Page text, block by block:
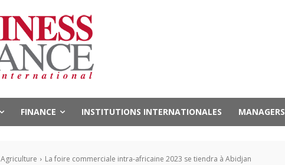
FINANCE INSTITUTIONS INTERNATIONALES MANAGERS
Agriculture La foire commerciale intra-africaine 2023 se tiendra à Abidjan